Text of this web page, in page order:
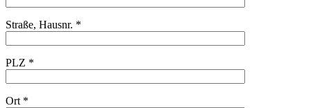
Straße, Hausnr. *
PLZ *
Ort *